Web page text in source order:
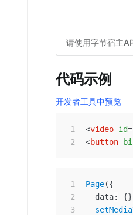
请使用字节宿主
代码示例
开发者工具中预览
<video id=
<button
Page({
data: {}